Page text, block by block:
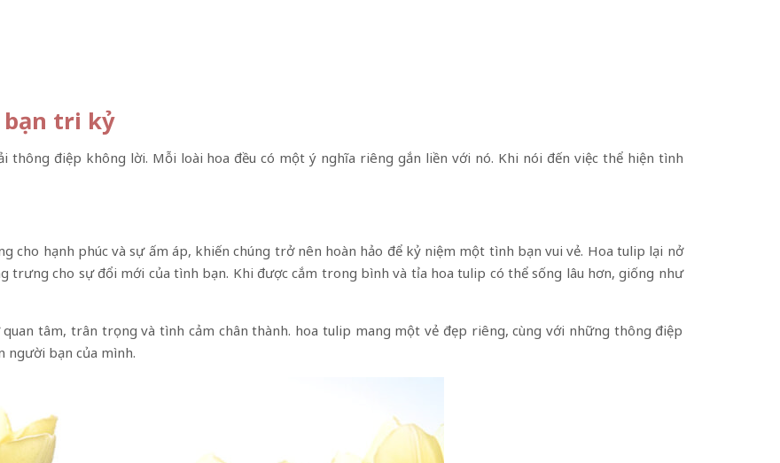
tri kỷ
thông điệp không lời. Mỗi loài hoa đều có một ý nghĩa riêng gắn liền với nó. Khi nói đến việc thể hiện tình
cho hạnh phúc và sự ấm áp, khiến chúng trở nên hoàn hảo để kỷ niệm một tình bạn vui vẻ. Hoa tulip lại nở
cho sự đổi mới của tình bạn. Khi được cắm trong bình và tỉa hoa tulip có thể sống lâu hơn, giống như
tâm, trân trọng và tình cảm chân thành. hoa tulip mang một vẻ đẹp riêng, cùng với những thông điệp
người bạn của mình.